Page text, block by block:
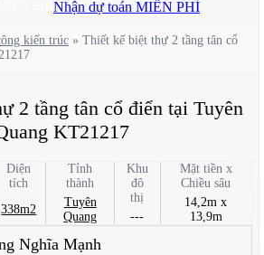
Nhận dự toán MIỄN PHÍ
kiến trúc » Thiết kế biệt thự 2 tầng tân cổ
2 tầng tân cổ điển tại Tuyên
KT21217
Diện
tích
338m2
Tỉnh
thành
Tuyên
Quang
Khu
đô
thị
---
Mặt tiền x
Chiều sâu
14,2m x
13,9m
Nghĩa Mạnh